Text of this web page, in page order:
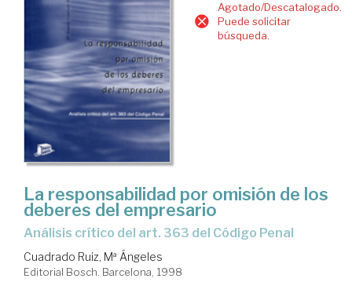
Agotado/Descatalogado.
Puede solicitar
búsqueda.
La responsabilidad por omisión de los
deberes del empresario
análisis crítico del art. 363 del Código Penal
Cuadrado Ruiz, Mª Ángeles
Editorial Bosch. Barcelona, 1998